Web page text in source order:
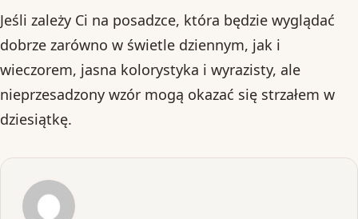
Jeśli zależy Ci na posadzce, która będzie wyglądać
dobrze zarówno w świetle dziennym, jak i
wieczorem, jasna kolorystyka i wyrazisty, ale
nieprzesadzony wzór mogą okazać się strzałem w
dziesiątkę.